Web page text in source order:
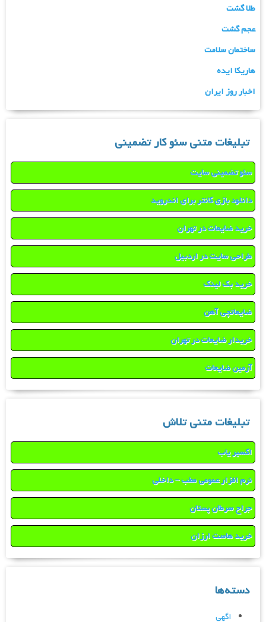
طلا گشت
عجم گشت
ساختمان سلامت
هاریکا ایده
اخبار روز ایران
تبلیغات متنی سئو کار تضمینی
سئو تضمینی سایت
دانلود بازی کانتر برای اندروید
خرید ضایعات در تهران
طراحی سایت در اردبیل
خرید بک لینک
ضایعاتچی آهن
خریدار ضایعات در تهران
آرمین ضایعات
تبلیغات متنی تلاش
اکسیر یاب
نرم افزار عمومی مطب – داخلی
جراح سرطان پستان
خرید هاست ارزان
دسته‌ها
اگهی